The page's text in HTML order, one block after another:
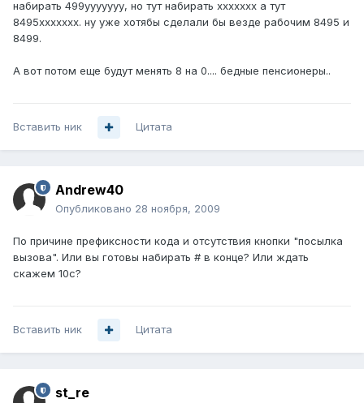
набирать 499ууууууу, но тут набирать ххххххх а тут
8495ххххххх. ну уже хотябы сделали бы везде рабочим 8495 и
8499.
А вот потом еще будут менять 8 на 0.... бедные пенсионеры..
Вставить ник Цитата
Andrew40
Опубликовано 28 ноября, 2009
По причине префиксности кода и отсутствия кнопки "посылка
вызова". Или вы готовы набирать # в конце? Или ждать
скажем 10с?
Вставить ник Цитата
st_re